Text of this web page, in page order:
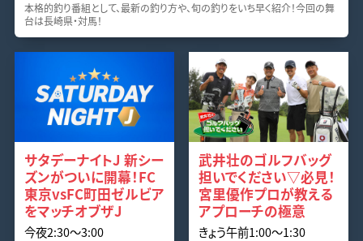
本格的釣り番組として、最新の釣り方や、旬の釣りをいち早く紹介！今回の舞
台は長崎県・対馬！
サタデーナイトJ 新シー
ズンがついに開幕！FC
東京vsFC町田ゼルビア
をマッチオブザJ
今夜2:30〜3:00
武井壮のゴルフバッグ
担いでください▽必見！
宮里優作プロが教える
アプローチの極意
きょう午前1:00〜1:30